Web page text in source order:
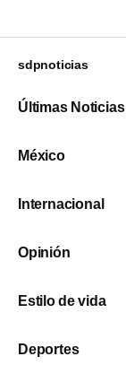
sdpnoticias
Últimas Noticias
México
Internacional
Opinión
Estilo de vida
Deportes